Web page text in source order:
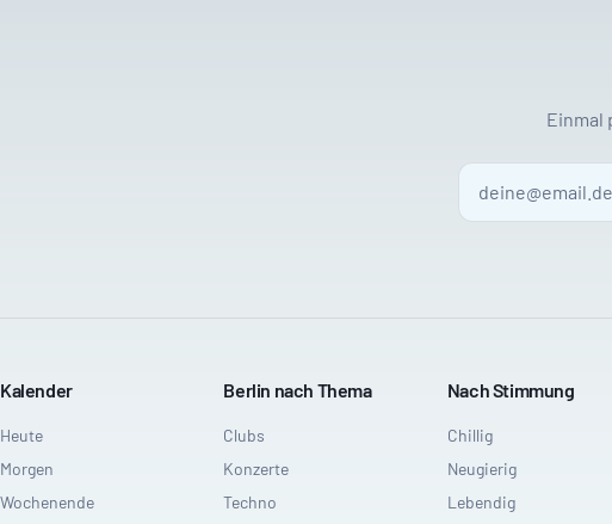
Einmal
Kalender
Heute
Morgen
Wochenende
Berlin nach Thema
Clubs
Konzerte
Techno
Nach Stimmung
Chillig
Neugierig
Lebendig